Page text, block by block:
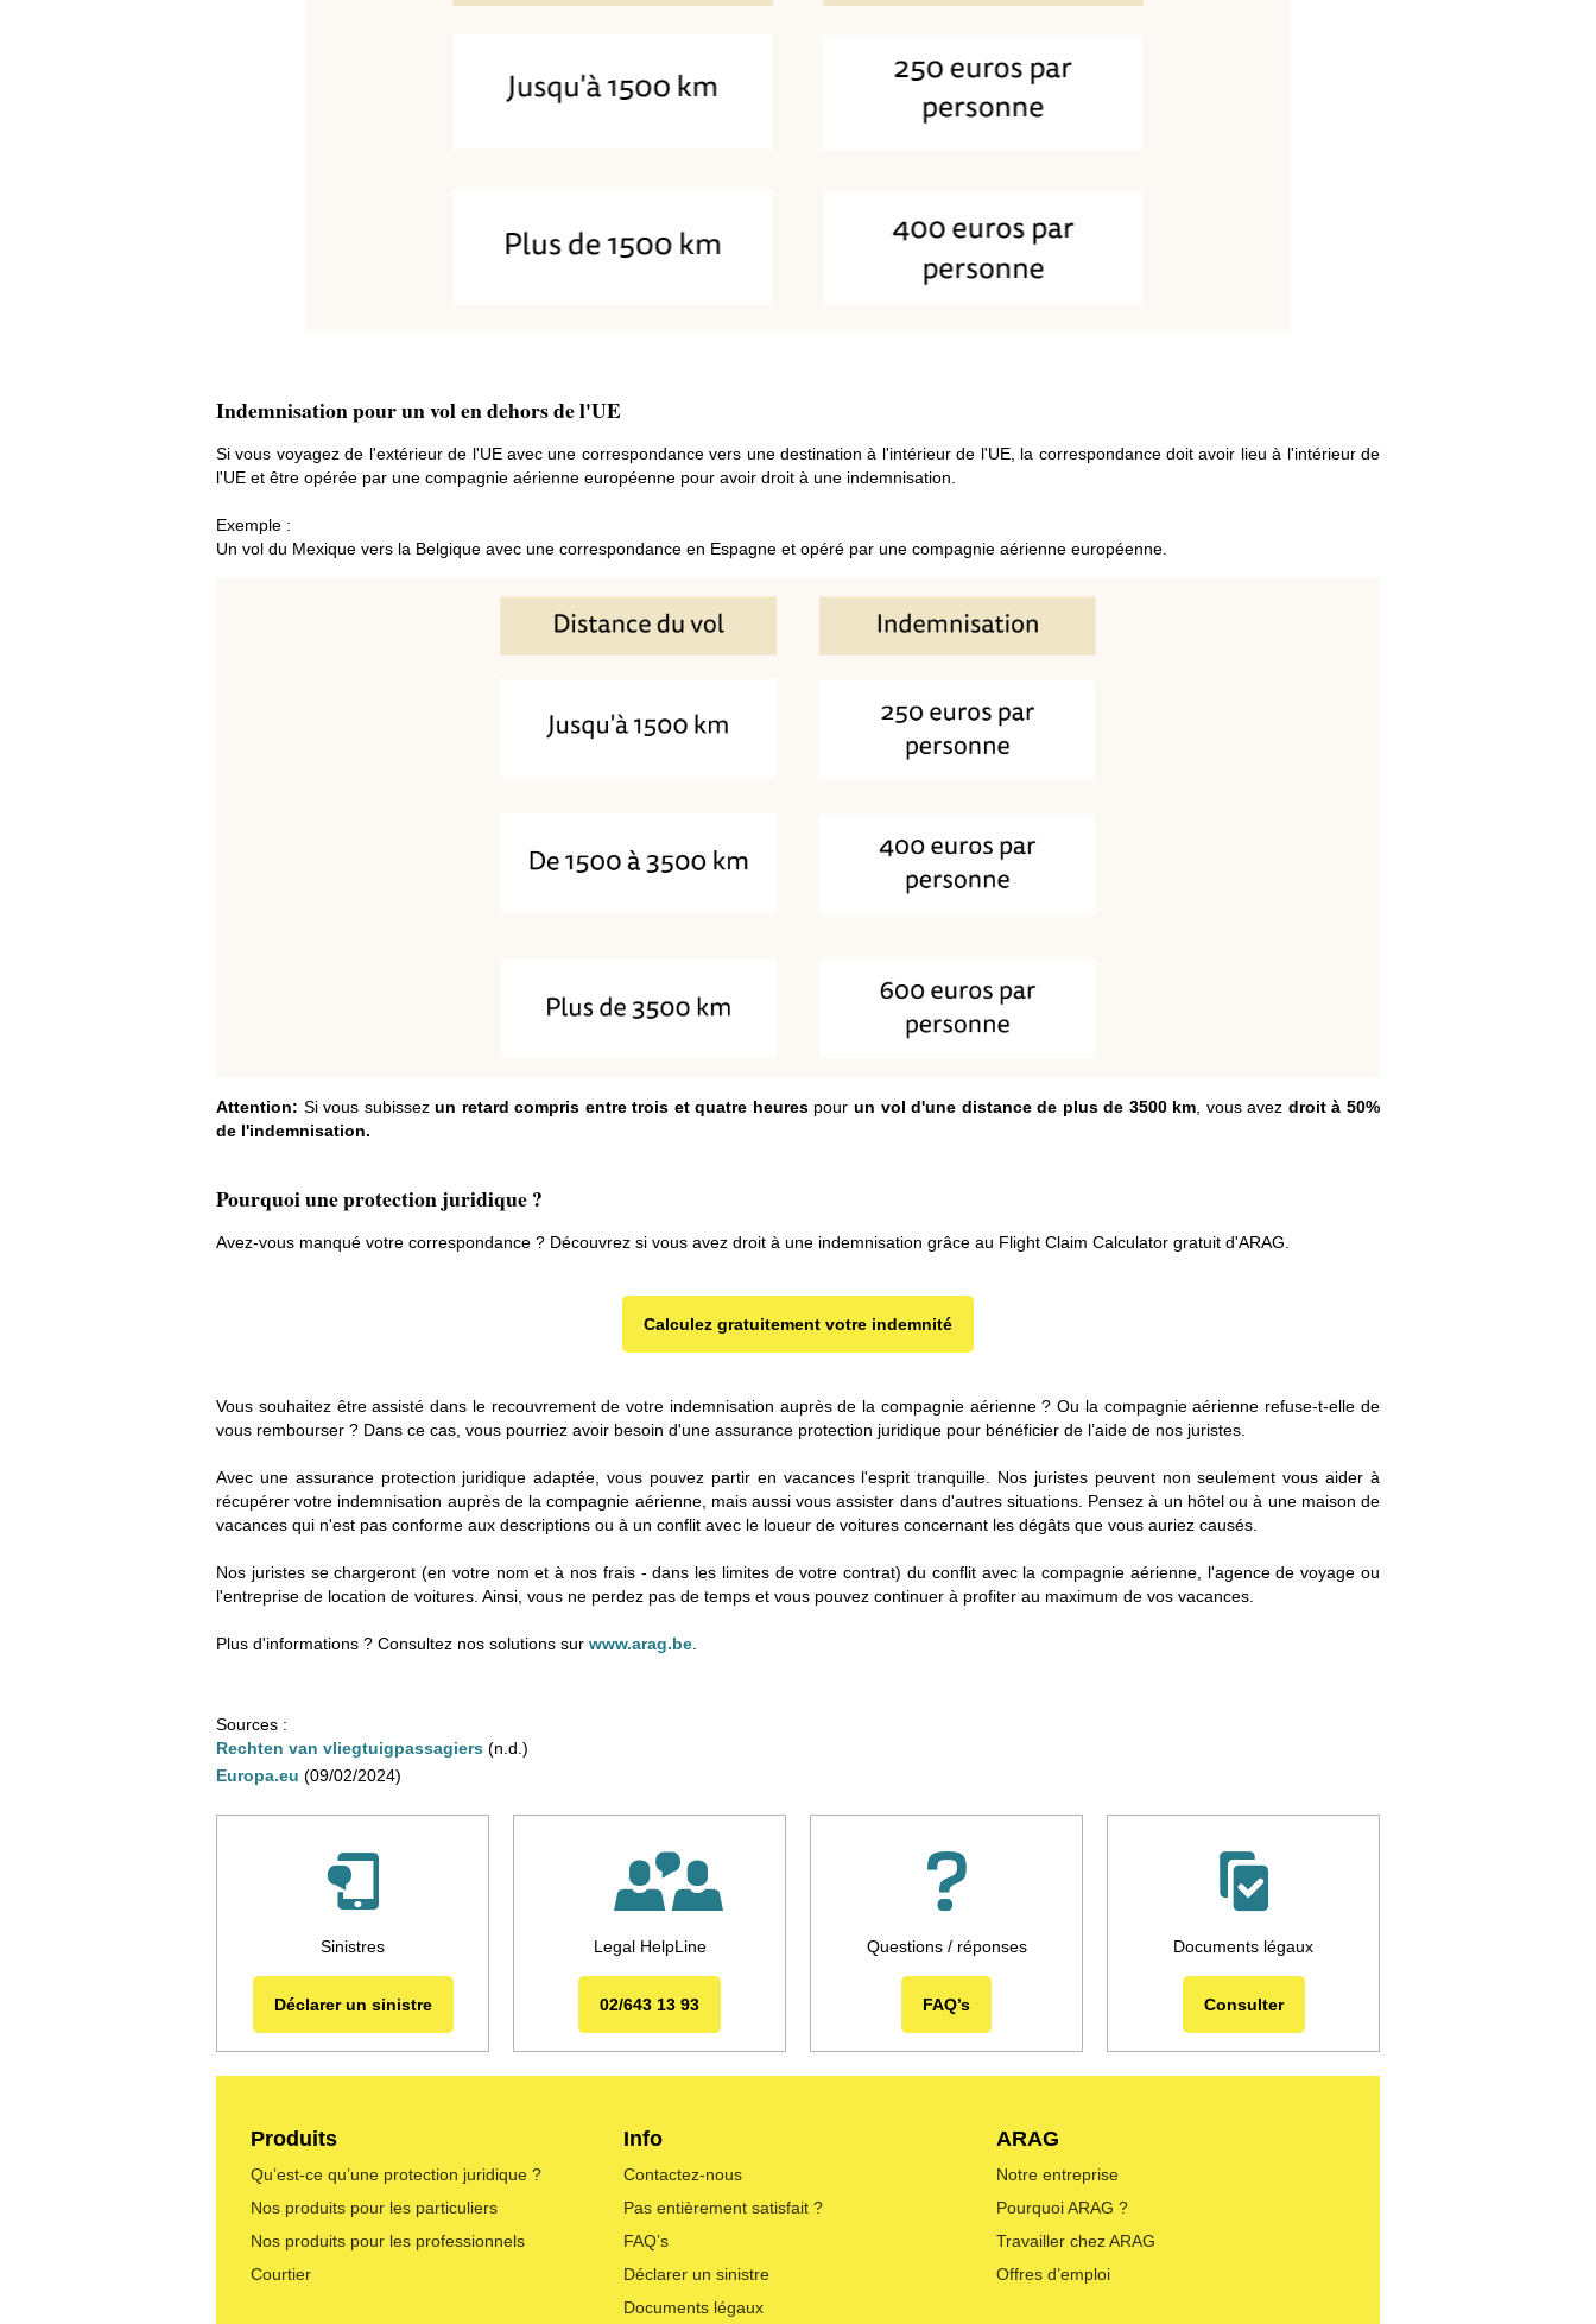
Indemnisation pour un vol en dehors de l'UE
Si vous voyagez de l'extérieur de l'UE avec une correspondance vers une destination à l'intérieur de l'UE, la correspondance doit avoir lieu à l'intérieur de
l'UE et être opérée par une compagnie aérienne européenne pour avoir droit à une indemnisation.
Exemple :
Un vol du Mexique vers la Belgique avec une correspondance en Espagne et opéré par une compagnie aérienne européenne.
Attention: Si vous subissezun retard compris entre trois et quatre heurespourun vol d'une distance de plus de 3500 km , vous avez droit à 50%
de l'indemnisation.
Pourquoi une protection juridique ?
Avez-vous manqué votre correspondance ? Découvrez si vous avez droit à une indemnisation grâce au Flight Claim Calculator gratuit d'ARAG.
Calculez gratuitement votre indemnité
Vous souhaitez être assisté dans le recouvrement de votre indemnisation auprès de la compagnie aérienne ? Ou la compagnie aérienne refuse-t-elle de
vous rembourser ? Dans ce cas, vous pourriez avoir besoin d'une assurance protection juridique pour bénéficier de l’aide de nos juristes.
Avec une assurance protection juridique adaptée, vous pouvez partir en vacances l'esprit tranquille. Nos juristes peuvent non seulement vous aider à
récupérer votre indemnisation auprès de la compagnie aérienne, mais aussi vous assister dans d'autres situations. Pensez à un hôtel ou à une maison de
vacances qui n'est pas conforme aux descriptions ou à un conflit avec le loueur de voitures concernant les dégâts que vous auriez causés.
Nos juristes se chargeront (en votre nom et à nos frais - dans les limites de votre contrat) du conflit avec la compagnie aérienne, l'agence de voyage ou
l'entreprise de location de voitures. Ainsi, vous ne perdez pas de temps et vous pouvez continuer à profiter au maximum de vos vacances.
Plus d'informations ? Consultez nos solutions sur www.arag.be
Sources :
Rechten van vliegtuigpassagiers (n.d.)
Europa.eu (09/02/2024)
Sinistres
Déclarer un sinistre
Legal HelpLine
02/643 13 93
Questions / réponses
FAQ’s
Documents légaux
Consulter
Produits
Qu’est-ce qu’une protection juridique ?
Nos produits pour les particuliers
Nos produits pour les professionnels
Courtier
Info
Contactez-nous
Pas entièrement satisfait ?
FAQ’s
Déclarer un sinistre
Documents légaux
ARAG
Notre entreprise
Pourquoi ARAG ?
Travailler chez ARAG
Offres d’emploi